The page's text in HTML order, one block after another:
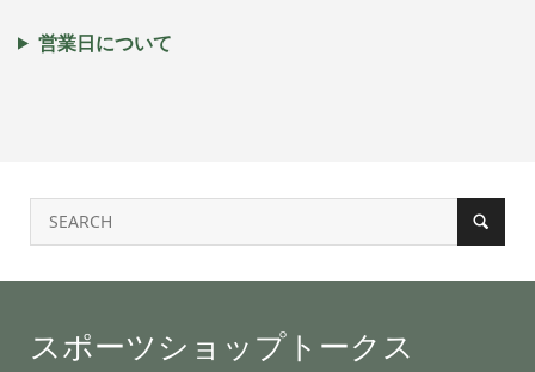
営業日について
スポーツショップトークス